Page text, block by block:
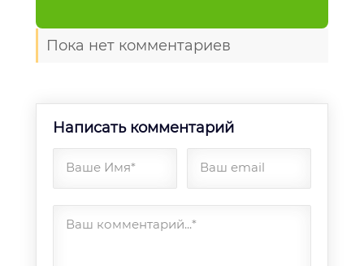
Пока нет комментариев
Написать комментарий
Ваше Имя* Ваш email
Ваш комментарий...*